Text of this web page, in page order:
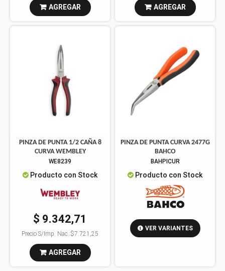
AGREGAR AGREGAR
PINZA DE PUNTA 1/2 CAÑA 8
CURVA WEMBLEY
WE8239
Producto con Stock
$ 9.342,71
Precio S/Imp. Nac.:$7.721,25
AGREGAR
PINZA DE PUNTA CURVA 2477G
BAHCO
BAHPICUR
Producto con Stock
VER VARIANTES